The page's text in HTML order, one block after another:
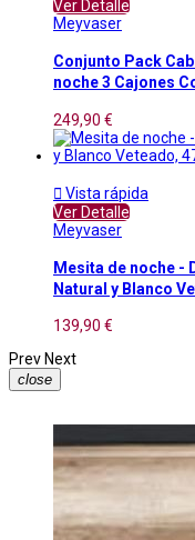
Ver Detalle
Meyvaser
Conjunto Pack
noche 3 Cajones
249,90 €
 Vista rápida
Ver Detalle
Meyvaser
Mesita de noche -
Natural y Blanco
139,90 €
Prev Next
close